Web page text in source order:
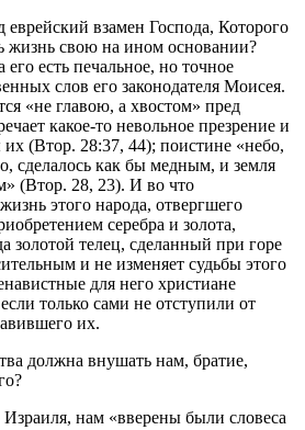
взамен Господа, Которого
жизнь свою на ином основании?
есть печальное, но точное
слов его законодателя Моисея.
«не главою, а хвостом» пред
какое-то невольное презрение и
(Втор. 28:37, 44); поистине «небо,
сделалось как бы медным, и земля
(Втор. 28, 23). И во что
этого народа, отвергшего
серебра и золота,
золотой телец, сделанный при горе
и не изменяет судьбы этого
для него христиане
только сами не отступили от
их.
должна внушать нам, братие,
Израиля, нам «вверены были словеса